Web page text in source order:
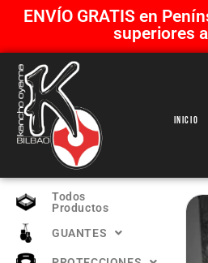
ENVÍO GRATIS en
superiores
Inicio
Todos
Productos
GUANTES